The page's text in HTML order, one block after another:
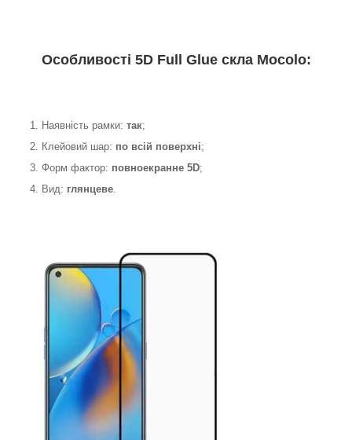
Особливості 5D Full Glue скла Mocolo:
1. Наявність рамки: так;
2. Клейовий шар: по всій поверхні;
3. Форм фактор: повноекранне 5D;
4. Вид: глянцеве.